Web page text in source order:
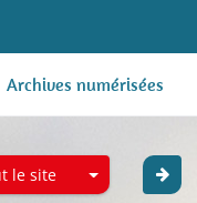
Archives numérisées
le site